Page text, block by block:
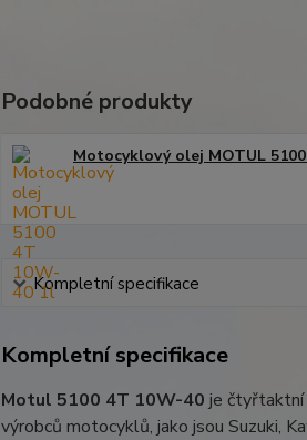
Podobné produkty
Motocyklový olej MOTUL
Kompletní specifikace
Kompletní specifikace
Motul 5100 4T 10W-40 je čtyřtaktní
výrobců motocyklů, jako jsou Suzuki,